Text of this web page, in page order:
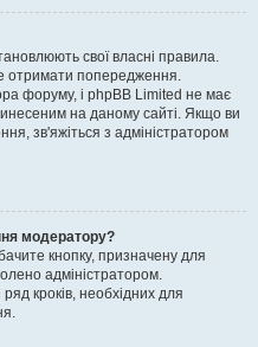
свої власні правила.
отримати попередження.
форуму, і phpBB Limited не має
на даному сайті. Якщо ви
зв'яжіться з адміністратором
модератору?
кнопку, призначену для
адміністратором.
кроків, необхідних для